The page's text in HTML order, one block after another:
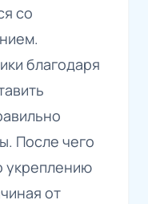
со
благодаря
После чего
укреплению
от